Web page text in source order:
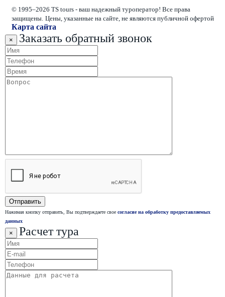
© 1995–2026 TS tours - ваш надежный туроператор! Все права
защищены. Цены, указанные на сайте, не являются публичной офертой
Карта сайта
× Заказать обратный звонок
Нажимая кнопку отправить, Вы подтверждаете свое согласие на обработку предоставляемых
данных
× Расчет тура